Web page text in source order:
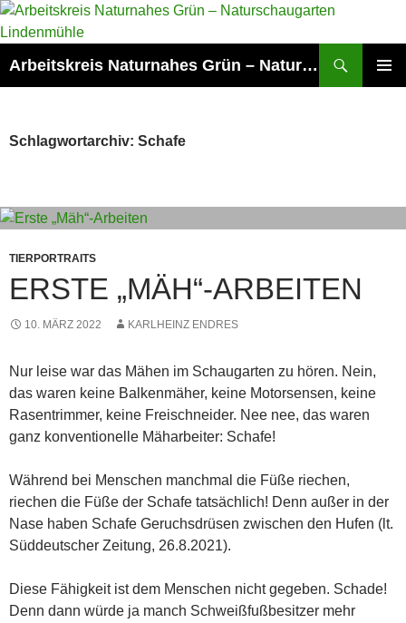
Zum
Inhalt
Arbeitskreis Naturnahes Grün – Naturschaugarten Lindenmühle
Schlagwortarchiv: Schafe
TIERPORTRAITS
ERSTE „MÄH“-ARBEITEN
10. MÄRZ 2022 KARLHEINZ ENDRES
Nur leise war das Mähen im Schaugarten zu hören. Nein,
das waren keine Balkenmäher, keine Motorsensen, keine
Rasentrimmer, keine Freischneider. Nee nee, das waren
ganz konventionelle Mäharbeiter: Schafe!
Während bei Menschen manchmal die Füße riechen,
riechen die Füße der Schafe tatsächlich! Denn außer in der
Nase haben Schafe Geruchsdrüsen zwischen den Hufen (lt.
Süddeutscher Zeitung, 26.8.2021).
Diese Fähigkeit ist dem Menschen nicht gegeben. Schade!
Denn dann würde ja manch Schweißfußbesitzer mehr